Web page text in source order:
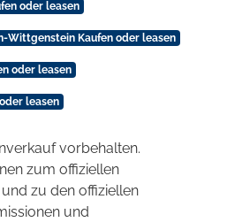
oder leasen
Wittgenstein Kaufen oder leasen
oder leasen
leasen
vorbehalten.
zum offiziellen
zu den offiziellen
und